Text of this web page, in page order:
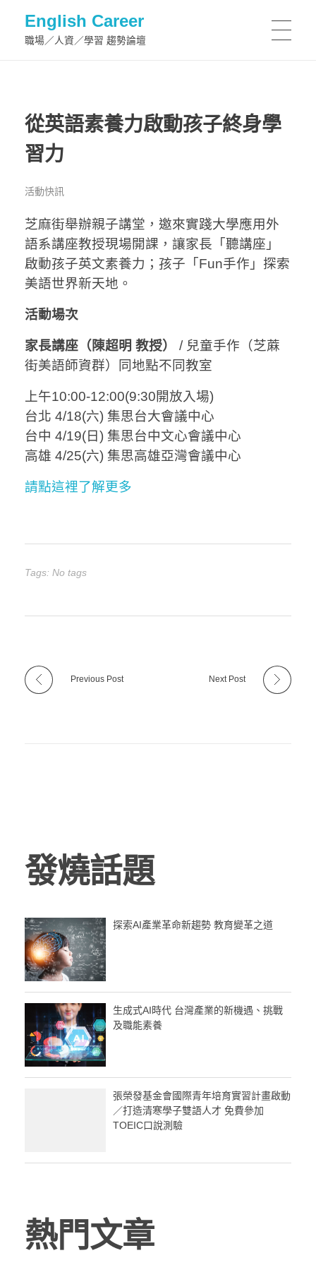
English Career
職場／人資／學習 趨勢論壇
從英語素養力啟動孩子終身學
習力
活動快訊
芝麻街舉辦親子講堂，邀來實踐大學應用外
語系講座教授現場開課，讓家長「聽講座」
啟動孩子英文素養力；孩子「Fun手作」探索
美語世界新天地。
活動場次
家長講座（陳超明 教授） / 兒童手作（芝蔴
街美語師資群）同地點不同教室
上午10:00-12:00(9:30開放入場)
台北 4/18(六) 集思台大會議中心
台中 4/19(日) 集思台中文心會議中心
高雄 4/25(六) 集思高雄亞灣會議中心
請點這裡了解更多
Tags: No tags
Previous Post Next Post
發燒話題
探索AI產業革命新趨勢 教育變革之道
生成式AI時代 台灣產業的新機遇、挑戰
及職能素養
張榮發基金會國際青年培育實習計畫啟動
／打造清寒學子雙語人才 免費參加
TOEIC口說測驗
熱門文章